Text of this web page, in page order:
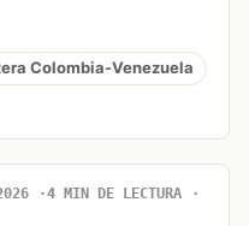
Colombia-Venezuela
4 MIN DE LECTURA